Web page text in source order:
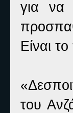
για να
Είναι
του